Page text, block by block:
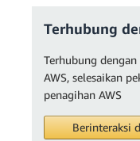
Terhubung
Terhubung
AWS, selesaikan
penagihan AWS
Berinteraksi